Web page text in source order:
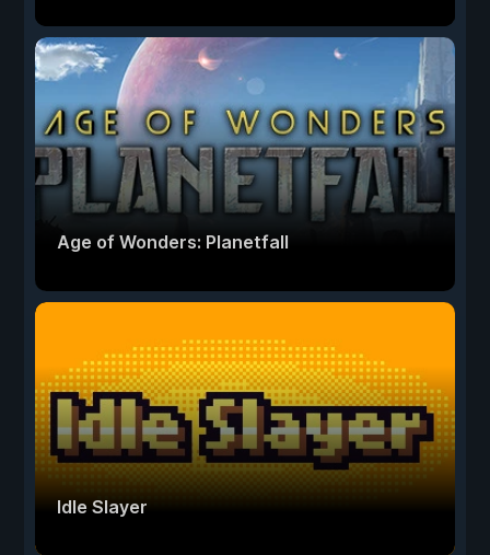
Age of Wonders: Planetfall
Idle Slayer